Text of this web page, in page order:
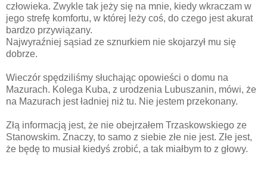
człowieka. Zwykle tak jeży się na mnie, kiedy wkraczam w
jego strefę komfortu, w której leży coś, do czego jest akurat
bardzo przywiązany.
Najwyraźniej sąsiad ze sznurkiem nie skojarzył mu się
dobrze.
Wieczór spędziliśmy słuchając opowieści o domu na
Mazurach. Kolega Kuba, z urodzenia Lubuszanin, mówi, że
na Mazurach jest ładniej niż tu. Nie jestem przekonany.
Złą informacją jest, że nie obejrzałem Trzaskowskiego ze
Stanowskim. Znaczy, to samo z siebie złe nie jest. Złe jest,
że będę to musiał kiedyś zrobić, a tak miałbym to z głowy.